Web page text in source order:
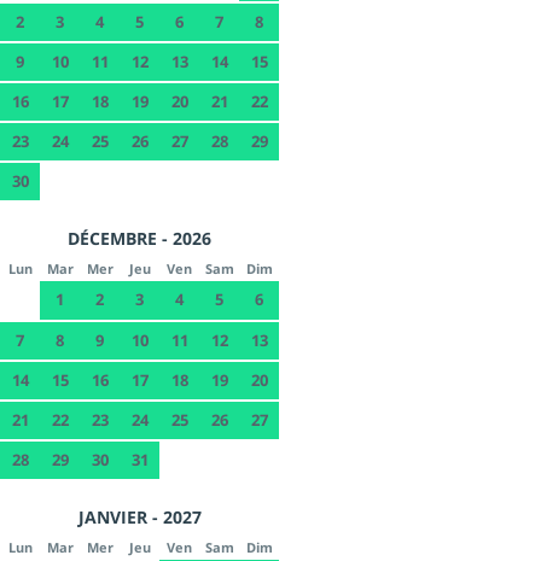
2
3 4 5 6 7
8
9
10 11 12 13 14
15
16
17 18 19 20 21
22
23
24 25 26 27 28
29
30
DÉCEMBRE - 2026
Lun Mar Mer Jeu Ven Sam Dim
1 2 3 4 5
6
7
8 9 10 11 12
13
14
15 16 17 18 19
20
21
22 23 24 25 26
27
28
29 30 31
JANVIER - 2027
Lun Mar Mer Jeu Ven Sam Dim